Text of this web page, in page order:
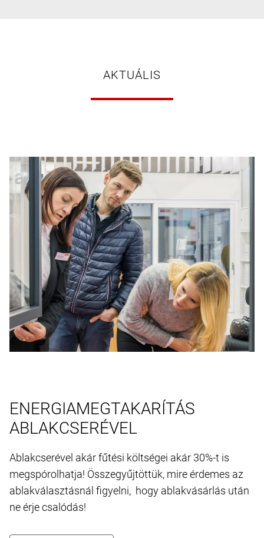
AKTUÁLIS
ENERGIAMEGTAKARÍTÁS
ABLAKCSERÉVEL
Ablakcserével akár fűtési költségei akár 30%-t is
megspórolhatja! Összegyűjtöttük, mire érdemes az
ablakválasztásnál figyelni, hogy ablakvásárlás után
ne érje csalódás!